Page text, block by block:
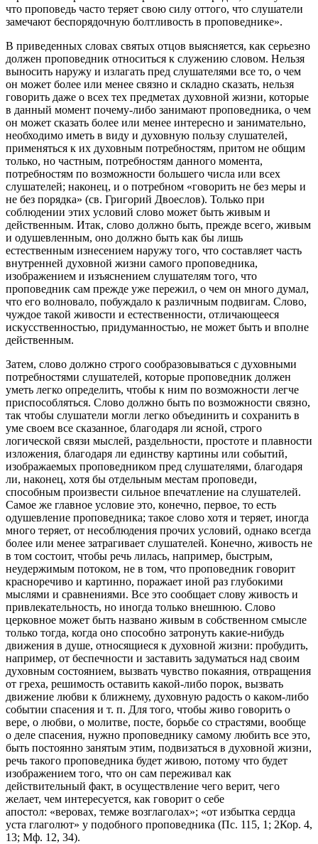
что проповедь часто теряет свою силу оттого, что слушатели
замечают беспорядочную болтливость в проповеднике».
В приведенных словах святых отцов выясняется, как серьезно
должен проповедник относиться к служению словом. Нельзя
выносить наружу и излагать пред слушателями все то, о чем
он может более или менее связно и складно сказать, нельзя
говорить даже о всех тех предметах духовной жизни, которые
в данный момент почему-либо занимают проповедника, о чем
он может сказать более или менее интересно и занимательно,
необходимо иметь в виду и духовную пользу слушателей,
применяться к их духовным потребностям, притом не общим
только, но частным, потребностям данного момента,
потребностям по возможности большего числа или всех
слушателей; наконец, и о потребном «говорить не без меры и
не без порядка» (св. Григорий Двоеслов). Только при
соблюдении этих условий слово может быть живым и
действенным. Итак, слово должно быть, прежде всего, живым
и одушевленным, оно должно быть как бы лишь
естественным изнесением наружу того, что составляет часть
внутренней духовной жизни самого проповедника,
изображением и изъяснением слушателям того, что
проповедник сам прежде уже пережил, о чем он много думал,
что его волновало, побуждало к различным подвигам. Слово,
чуждое такой живости и естественности, отличающееся
искусственностью, придуманностью, не может быть и вполне
действенным.
Затем, слово должно строго сообразовываться с духовными
потребностями слушателей, которые проповедник должен
уметь легко определить, чтобы к ним по возможности легче
приспособляться. Слово должно быть по возможности связно,
так чтобы слушатели могли легко объединить и сохранить в
уме своем все сказанное, благодаря ли ясной, строго
логической связи мыслей, раздельности, простоте и плавности
изложения, благодаря ли единству картины или событий,
изображаемых проповедником пред слушателями, благодаря
ли, наконец, хотя бы отдельным местам проповеди,
способным произвести сильное впечатление на слушателей.
Самое же главное условие это, конечно, первое, то есть
одушевление проповедника; такое слово хотя и теряет, иногда
много теряет, от несоблюдения прочих условий, однако всегда
более или менее затрагивает слушателей. Конечно, живость не
в том состоит, чтобы речь лилась, например, быстрым,
неудержимым потоком, не в том, что проповедник говорит
красноречиво и картинно, поражает иной раз глубокими
мыслями и сравнениями. Все это сообщает слову живость и
привлекательность, но иногда только внешнюю. Слово
церковное может быть названо живым в собственном смысле
только тогда, когда оно способно затронуть какие-нибудь
движения в душе, относящиеся к духовной жизни: пробудить,
например, от беспечности и заставить задуматься над своим
духовным состоянием, вызвать чувство покаяния, отвращения
от греха, решимость оставить какой-либо порок, вызвать
движение любви к ближнему, духовную радость о каком-либо
событии спасения и т. п. Для того, чтобы живо говорить о
вере, о любви, о молитве, посте, борьбе со страстями, вообще
о деле спасения, нужно проповеднику самому любить все это,
быть постоянно занятым этим, подвизаться в духовной жизни,
речь такого проповедника будет живою, потому что будет
изображением того, что он сам переживал как
действительный факт, в осуществление чего верит, чего
желает, чем интересуется, как говорит о себе
апостол: «веровах, темже возглаголах»; «от избытка сердца
уста глаголют» у подобного проповедника (Пс. 115, 1; 2Кор. 4,
13; Мф. 12, 34).